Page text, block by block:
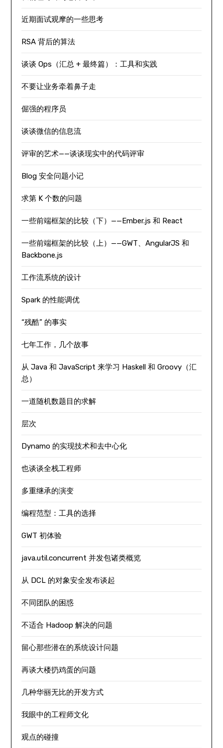
近期面试观摩的一些思考
RSA 背后的算法
谈谈 Ops（汇总 + 最终篇）：工具和实践
不要让业务牵着鼻子走
倔强的程序员
谈谈微信的信息流
评审的艺术——谈谈现实中的代码评审
Blog 安全问题小记
求第 K 个数的问题
一些前端框架的比较（下）——Ember.js 和 React
一些前端框架的比较（上）——GWT、AngularJS 和
Backbone.js
工作流系统的设计
Spark 的性能调优
“残酷” 的事实
七年工作，几个故事
从 Java 和 JavaScript 来学习 Haskell 和 Groovy（汇
总）
一道随机数题目的求解
层次
Dynamo 的实现技术和去中心化
也谈谈全栈工程师
多重继承的演变
编程范型：工具的选择
GWT 初体验
java.util.concurrent 并发包诸类概览
从 DCL 的对象安全发布谈起
不同团队的困惑
不适合 Hadoop 解决的问题
留心那些潜在的系统设计问题
再谈大楼扔鸡蛋的问题
几种华丽无比的开发方式
我眼中的工程师文化
观点的碰撞